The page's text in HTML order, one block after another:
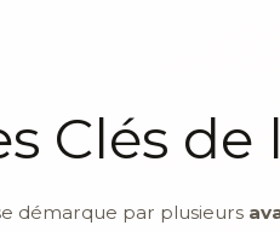
Clés de
démarque par plusieurs